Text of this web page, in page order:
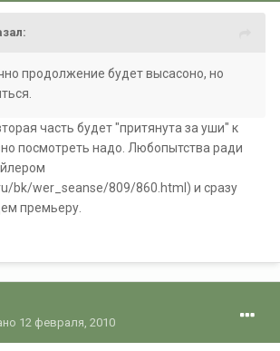
продолжение будет высасоно, но
часть будет "притянута за уши" к
посмотреть надо. Любопытства ради
bk/wer_seanse/809/860.html) и сразу
премьеру.
12 февраля, 2010